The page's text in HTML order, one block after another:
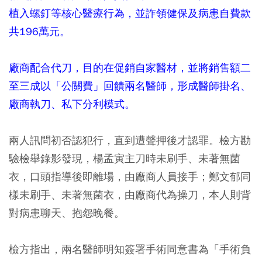
植入螺釘等核心醫療行為，並詐領健保及病患自費款
共196萬元。
廠商配合代刀，目的在促銷自家醫材，並將銷售額二
至三成以「公關費」回饋兩名醫師，形成醫師掛名、
廠商執刀、私下分利模式。
兩人訊問初否認犯行，直到遭聲押後才認罪。檢方勘
驗檢舉錄影發現，楊孟寅主刀時未刷手、未著無菌
衣，口頭指導後即離場，由廠商人員接手；鄭文郁同
樣未刷手、未著無菌衣，由廠商代為操刀，本人則背
對病患聊天、抱怨晚餐。
檢方指出，兩名醫師明知簽署手術同意書為「手術負